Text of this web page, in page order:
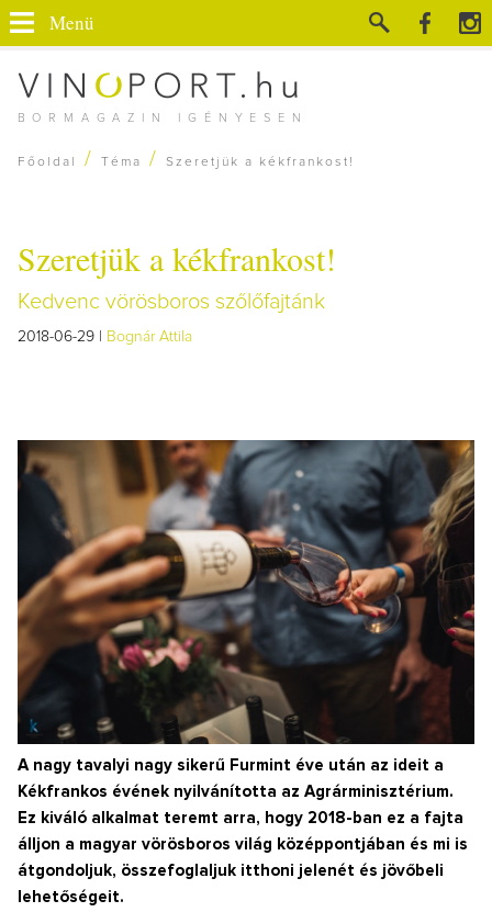
BORMAGAZIN IGÉNYESEN
Menü
Főoldal / Téma / Szeretjük a kékfrankost!
Szeretjük a kékfrankost!
Kedvenc vörösboros szőlőfajtánk
2018-06-29 | Bognár Attila
A nagy tavalyi nagy sikerű Furmint éve után az ideit a
Kékfrankos évének nyilvánította az Agrárminisztérium.
Ez kiváló alkalmat teremt arra, hogy 2018-ban ez a fajta
álljon a magyar vörösboros világ középpontjában és mi is
átgondoljuk, összefoglaljuk itthoni jelenét és jövőbeli
lehetőségeit.